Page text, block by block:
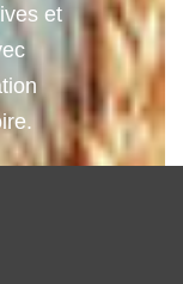
et